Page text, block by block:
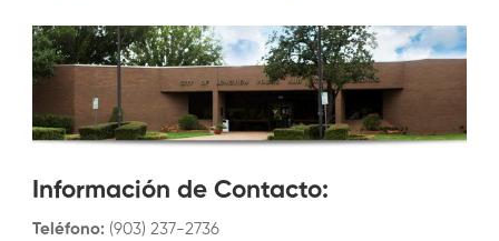
Información de Contacto:
Teléfono: (903) 237-2736